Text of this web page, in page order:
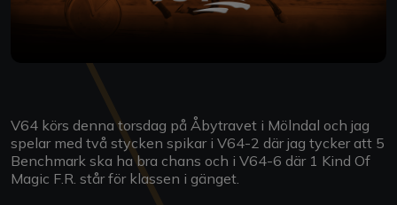
V64 körs denna torsdag på Åbytravet i Mölndal och jag
spelar med två stycken spikar i V64-2 där jag tycker att 5
Benchmark ska ha bra chans och i V64-6 där 1 Kind Of
Magic F.R. står för klassen i gänget.